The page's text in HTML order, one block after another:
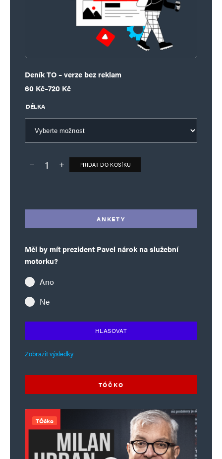
Deník TO – verze bez reklam
60 Kč–720 Kč
Rozpětí cen: 60 Kč až 720 Kč
DÉLKA
Deník TO – verze bez reklam množství
PŘIDAT DO KOŠÍKU
ANKETY
Měl by mít prezident Pavel nárok na služební
motorku?
Ano
Ne
HLASOVAT
Zobrazit výsledky
TÓČKO
TÓčko